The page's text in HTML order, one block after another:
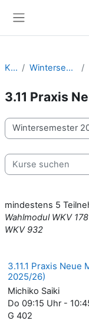
Kurse Wintersemester 2025/26
3.11 Praxis
Kursbereiche
Kurse suchen
mindestens 5
Wahlmodul WKV
WKV 932
3.11.1 Praxis
2025/26)
Michiko Saiki
Do 09:15 Uhr -
G 402